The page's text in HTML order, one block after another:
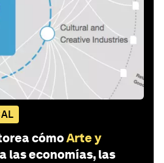
cómoArte y
las economías, las